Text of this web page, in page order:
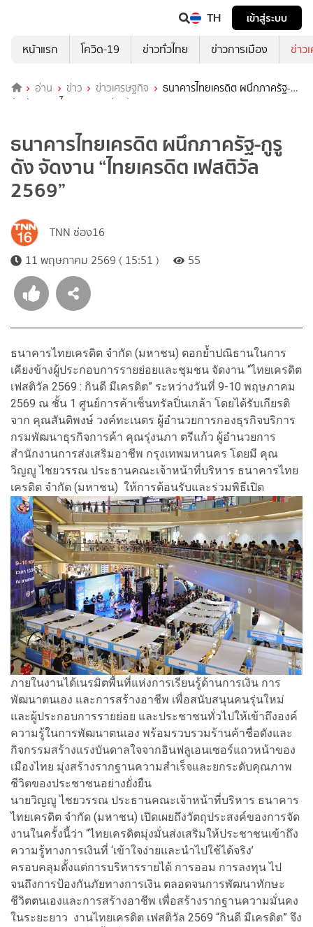
TH
เข้าสู่ระบบ
หน้าแรก
โควิด-19 ข่าวทั่วไทย ข่าวการเมือง ข่าว
อ่าน ข่าว ข่าวเศรษฐกิจ
ธนาคารไทยเครดิต ผนึกภาครัฐ-กูรู
ดัง จัดงาน “ไทยเครดิต เฟสติวัล 2569”
ธนาคารไทยเครดิต ผนึกภาครัฐ-กูรู
ดัง จัดงาน “ไทยเครดิต เฟสติวัล
2569”
TNN ช่อง16
11 พฤษภาคม 2569 ( 15:51 )
55
ธนาคารไทยเครดิต จำกัด (มหาชน) ตอกย้ำปณิธานในการ
เคียงข้างผู้ประกอบการรายย่อยและชุมชน จัดงาน “ไทยเครดิต
เฟสติวัล 2569 : กินดี มีเครดิต” ระหว่างวันที่ 9-10 พฤษภาคม
2569 ณ ชั้น 1 ศูนย์การค้าเซ็นทรัลปิ่นเกล้า โดยได้รับเกียรติ
จาก คุณสันติพงษ์ วงค์ทะเนตร ผู้อำนวยการกองธุรกิจบริการ
กรมพัฒนาธุรกิจการค้า คุณรุ่งนภา ตรีแก้ว ผู้อำนวยการ
สำนักงานการส่งเสริมอาชีพ กรุงเทพมหานคร โดยมี คุณ
วิญญู ไชยวรรณ ประธานคณะเจ้าหน้าที่บริหาร ธนาคารไทย
เครดิต จำกัด (มหาชน) ให้การต้อนรับและร่วมพิธีเปิด
ภายในงานได้เนรมิตพื้นที่แห่งการเรียนรู้ด้านการเงิน การ
พัฒนาตนเอง และการสร้างอาชีพ เพื่อสนับสนุนคนรุ่นใหม่
และผู้ประกอบการรายย่อย และประชาชนทั่วไปให้เข้าถึงองค์
ความรู้ในการพัฒนาตนเอง พร้อมรวบรวมร้านค้าชื่อดังและ
กิจกรรมสร้างแรงบันดาลใจจากอินฟลูเอนเซอร์แถวหน้าของ
เมืองไทย มุ่งสร้างรากฐานความสำเร็จและยกระดับคุณภาพ
ชีวิตของประชาชนอย่างยั่งยืน
นายวิญญู ไชยวรรณ ประธานคณะเจ้าหน้าที่บริหาร ธนาคาร
ไทยเครดิต จำกัด (มหาชน) เปิดเผยถึงวัตถุประสงค์ของการจัด
งานในครั้งนี้ว่า “ไทยเครดิตมุ่งมั่นส่งเสริมให้ประชาชนเข้าถึง
ความรู้ทางการเงินที่ ‘เข้าใจง่ายและนำไปใช้ได้จริง’
ครอบคลุมตั้งแต่การบริหารรายได้ การออม การลงทุน ไป
จนถึงการป้องกันภัยทางการเงิน ตลอดจนการพัฒนาทักษะ
ชีวิตตนเองและการสร้างอาชีพ เพื่อสร้างรากฐานความมั่นคง
ในระยะยาว งานไทยเครดิต เฟสติวัล 2569 “กินดี มีเครดิต” จึง